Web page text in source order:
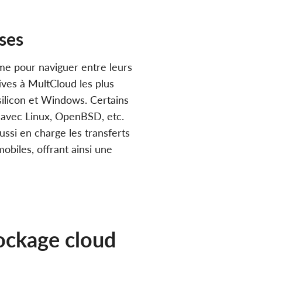
pour naviguer entre leurs
à MultCloud les plus
et Windows. Certains
Linux, OpenBSD, etc.
en charge les transferts
offrant ainsi une
cloud